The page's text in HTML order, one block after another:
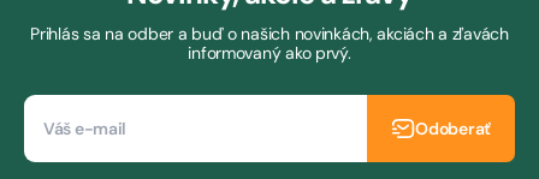
Prihlás sa na odber a buď o našich novinkách, akciách a zľavách
informovaný ako prvý.
Odoberať